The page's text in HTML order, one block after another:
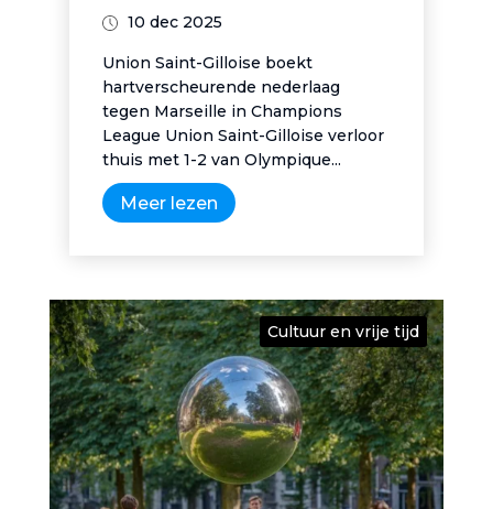
10 dec 2025
Union Saint-Gilloise boekt
hartverscheurende nederlaag
tegen Marseille in Champions
League Union Saint-Gilloise verloor
thuis met 1-2 van Olympique...
Meer lezen
Cultuur en vrije tijd